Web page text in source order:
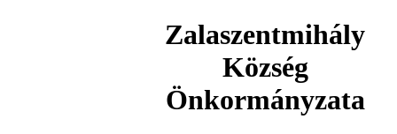
Zalaszentmihály
Község
Önkormányzata